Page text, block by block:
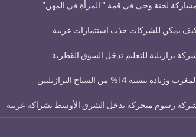
لجنة وحي في قمة ” المرأة في المهن”
يمكن للشركات جذب استثمارات عربية
برازيلية للتعليم تدخل السوق القطرية
وزيادة بنسبة 14% من السياح البرازيليين
رسوم متحركة تدخل الشرق الأوسط بشراكة عربية